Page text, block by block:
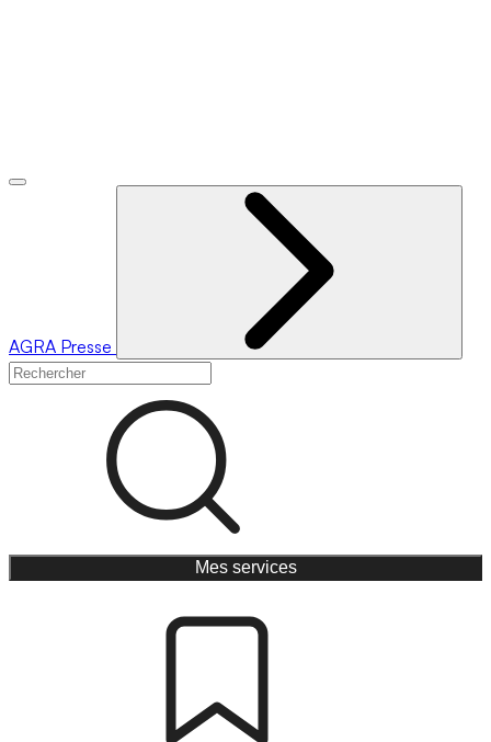
AGRA Presse
Mes services